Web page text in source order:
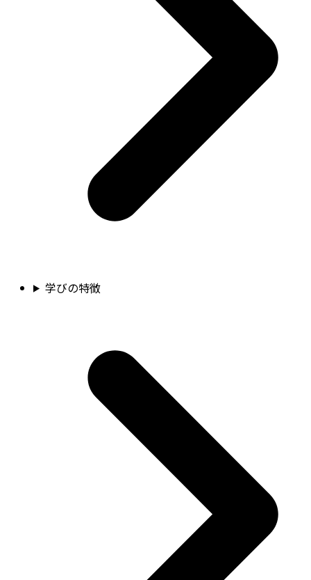
学びの特徴